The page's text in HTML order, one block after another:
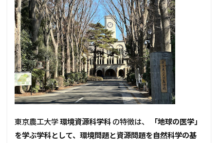
東京農工大学環境資源科学科 の特徴は、
「地球の医学」
を学ぶ学科として、環境問題と資源問題を自然科学の基